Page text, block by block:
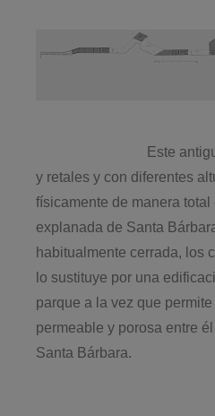
Este antiguo
y retales y con diferentes
físicamente de manera total
explanada de Santa
habitualmente cerrada, los
lo sustituye por una
parque a la vez que
permeable y porosa entre
Santa Bárbara.